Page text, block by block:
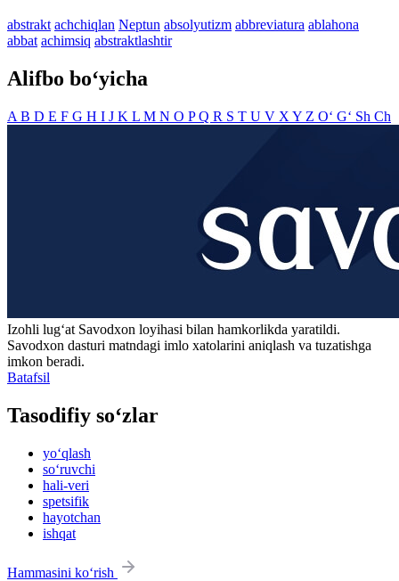
abstrakt achchiqlan Neptun absolyutizm abbreviatura ablahona
abbat achimsiq abstraktlashtir
Alifbo bo‘yicha
A B D E F G H I J K L M N O PQ R S T U V X Y Z O‘ G‘ Sh Ch
Izohli lugʻat Savodxon loyihasi bilan hamkorlikda yaratildi.
Savodxon dasturi matndagi imlo xatolarini aniqlash va tuzatishga
imkon beradi.
Batafsil
Tasodifiy so‘zlar
yo‘qlash
so‘ruvchi
hali-veri
spetsifik
hayotchan
ishqat
Hammasini ko‘rish